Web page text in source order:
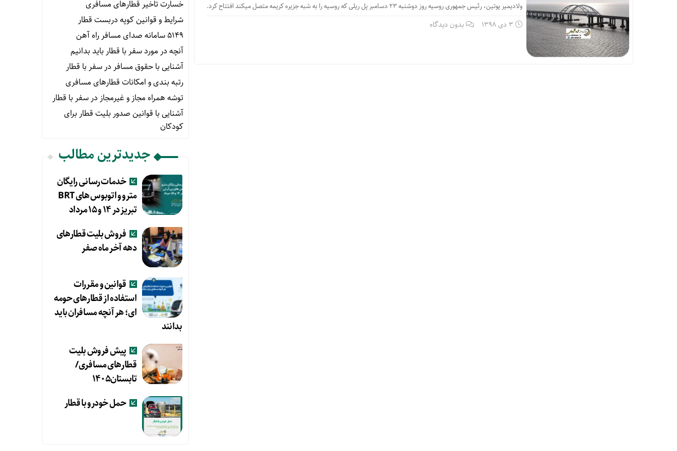
ولادیمیر پوتین، رئیس جمهوری روسیه روز دوشنبه ۲۳ دسامبر پل ریلی که روسیه را به شبه جزیره کریمه متصل میکند افتتاح کرد.
3 دی 1398 بدون دیدگاه
خسارت تاخیر قطارهای مسافری
شرایط و قوانین کوپه دربست قطار
۵۱۴۹ سامانه صدای مسافر راه آهن
آنچه در مورد سفر با قطار باید بدانیم
آشنایی با حقوق مسافر در سفر با قطار
رتبه بندی و امکانات قطارهای مسافری
توشه همراه مجاز و غیرمجاز در سفر با قطار
آشنایی با قوانین صدور بلیت قطار برای
کودکان
جدیدترین مطالب
خدمات رسانی رایگان
مترو و اتوبوس های BRT
تبریز در ۱۴ و ۱۵ مرداد
فروش بلیت قطارهای
دهه آخر ماه صفر
قوانین و مقررات
استفاده از قطارهای حومه
ای؛ هر آنچه مسافران باید
بدانند
پیش فروش بلیت
قطارهای مسافری/
تابستان۱۴۰۵
حمل خودرو با قطار